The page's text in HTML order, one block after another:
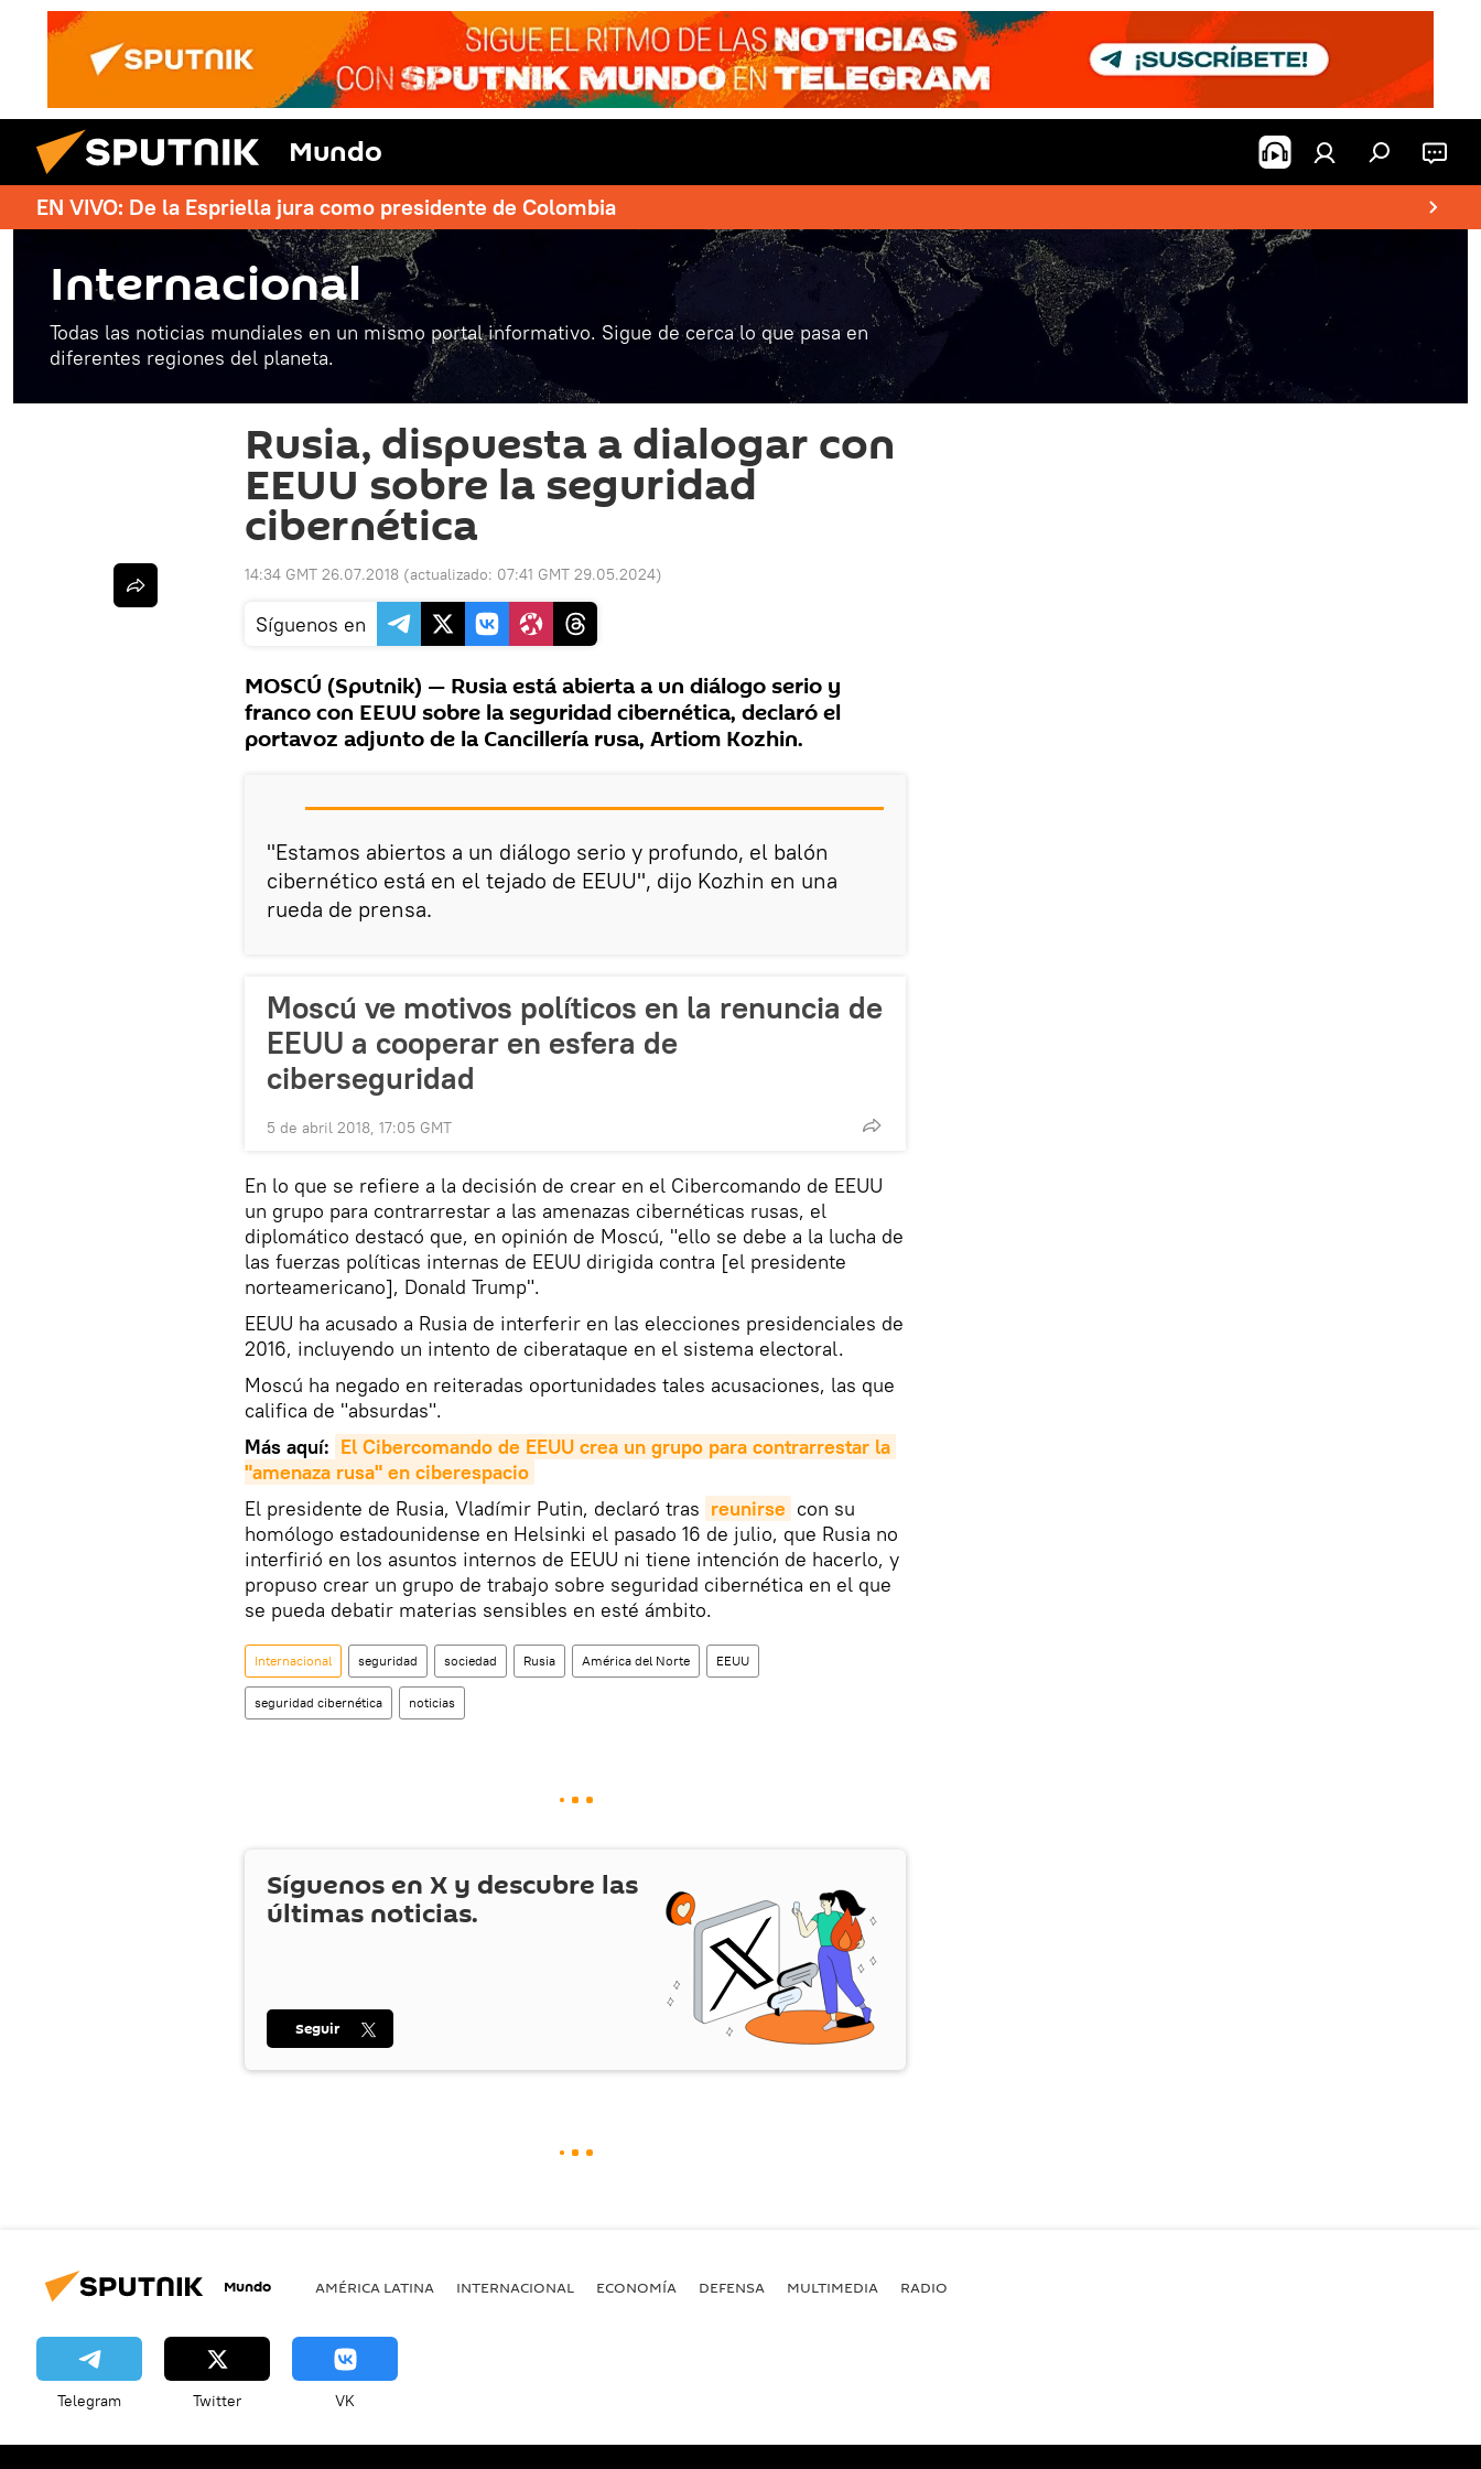
Mundo
EN VIVO: De la Espriella jura como presidente de Colombia
Internacional
Todas las noticias mundiales en un mismo portal informativo. Sigue de cerca lo que pasa en
diferentes regiones del planeta.
Rusia, dispuesta a dialogar con
EEUU sobre la seguridad
cibernética
14:34 GMT 26.07.2018 (actualizado: 07:41 GMT 29.05.2024)
Síguenos en
MOSCÚ (Sputnik) — Rusia está abierta a un diálogo serio y
franco con EEUU sobre la seguridad cibernética, declaró el
portavoz adjunto de la Cancillería rusa, Artiom Kozhin.
"Estamos abiertos a un diálogo serio y profundo, el balón
cibernético está en el tejado de EEUU", dijo Kozhin en una
rueda de prensa.
Moscú ve motivos políticos en la renuncia de
EEUU a cooperar en esfera de
ciberseguridad
5 de abril 2018, 17:05 GMT
En lo que se refiere a la decisión de crear en el Cibercomando de EEUU
un grupo para contrarrestar a las amenazas cibernéticas rusas, el
diplomático destacó que, en opinión de Moscú, "ello se debe a la lucha de
las fuerzas políticas internas de EEUU dirigida contra [el presidente
norteamericano], Donald Trump".
EEUU ha acusado a Rusia de interferir en las elecciones presidenciales de
2016, incluyendo un intento de ciberataque en el sistema electoral.
Moscú ha negado en reiteradas oportunidades tales acusaciones, las que
califica de "absurdas".
Más aquí: El Cibercomando de EEUU crea un grupo para contrarrestar la
"amenaza rusa" en ciberespacio
El presidente de Rusia, Vladímir Putin, declaró tras reunirse con su
homólogo estadounidense en Helsinki el pasado 16 de julio, que Rusia no
interfirió en los asuntos internos de EEUU ni tiene intención de hacerlo, y
propuso crear un grupo de trabajo sobre seguridad cibernética en el que
se pueda debatir materias sensibles en esté ámbito.
Internacional seguridad sociedad Rusia América del Norte EEUU
seguridad cibernética noticias
Síguenos en X y descubre las
últimas noticias.
Seguir
Mundo AMÉRICA LATINA INTERNACIONAL ECONOMÍA DEFENSA MULTIMEDIA RADIO
Telegram Twitter VK